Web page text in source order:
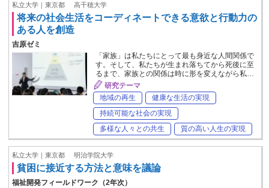
私立大学｜東京都 高千穂大学
将来の社会生活をコーディネートできる意欲と行動力の
ある人を創造
吉原ゼミ
「家族」は私たちにとって最も身近な人間関係で
す。そして、私たちが生まれ落ちてから死後に至
るまで、家族との関係は時に形を変えながら私…
研究テーマ
地域の再生
健康な生活の実現
持続可能な社会の実現
多様な人々との共生
質の高い人生の実現
私立大学｜東京都 明治学院大学
貧困に接近する方法と意味を議論
福祉開発フィールドワーク（2年次）